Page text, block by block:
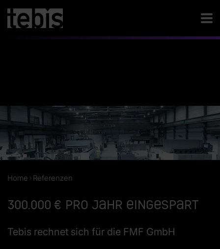
Home Referenzen
300.000 € pro Jahr eingespart
Tebis rechnet sich für die FMF GmbH